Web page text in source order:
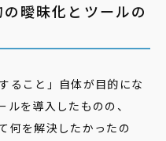
曖昧化とツールの
ること」自体が目的にな
ルを導入したものの、
何を解決したかったの